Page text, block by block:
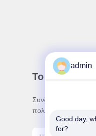
Το Δελτίο
Συνδρομηθείτε στο
πολλά άλλα.
admin
Good day,
for?